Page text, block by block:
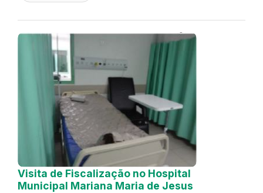
Visita de Fiscalização no Hospital
Municipal Mariana Maria de Jesus